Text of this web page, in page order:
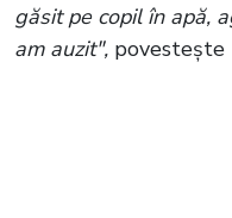
găsit pe copil în apă,
am auzit", povesteşte